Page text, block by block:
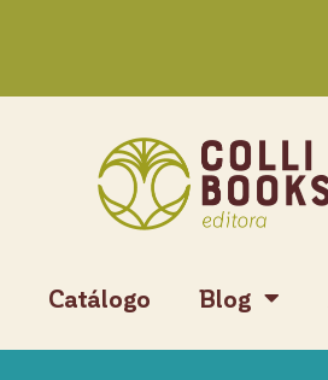
Catálogo Blog